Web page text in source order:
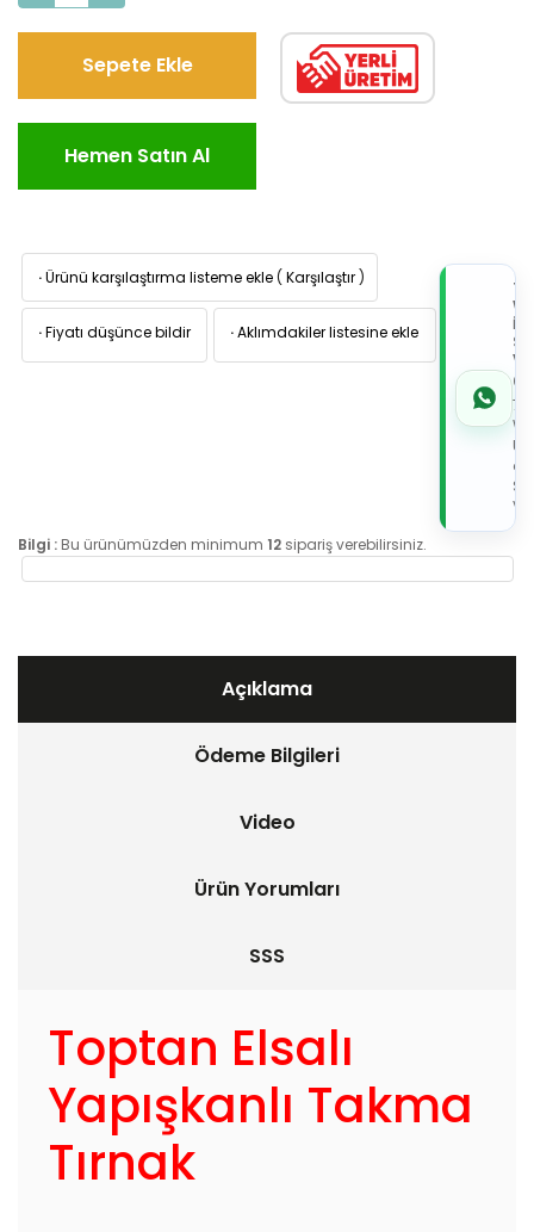
Sepete Ekle
Hemen Satın Al
·Ürünü karşılaştırma listeme ekle ( Karşılaştır )
·Fiyatı düşünce bildir ·Aklımdakiler listesine ekle
İLE
de
Bilgi : Bu ürünümüzden minimum 12 sipariş verebilirsiniz.
Açıklama
Ödeme Bilgileri
Video
Ürün Yorumları
SSS
Toptan Elsalı
Yapışkanlı Takma
Tırnak